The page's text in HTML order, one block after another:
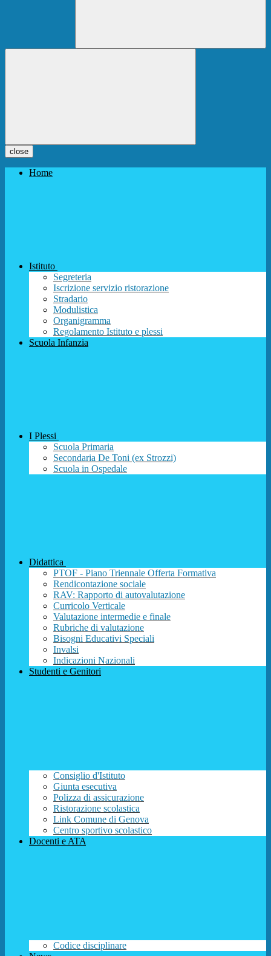
close
Home
Istituto
Segreteria
Iscrizione servizio ristorazione
Stradario
Modulistica
Organigramma
Regolamento Istituto e plessi
Scuola Infanzia
I Plessi
Scuola Primaria
Secondaria De Toni (ex Strozzi)
Scuola in Ospedale
Didattica
PTOF - Piano Triennale Offerta Formativa
Rendicontazione sociale
RAV: Rapporto di autovalutazione
Curricolo Verticale
Valutazione intermedie e finale
Rubriche di valutazione
Bisogni Educativi Speciali
Invalsi
Indicazioni Nazionali
Studenti e Genitori
Consiglio d'Istituto
Giunta esecutiva
Polizza di assicurazione
Ristorazione scolastica
Link Comune di Genova
Centro sportivo scolastico
Docenti e ATA
Codice disciplinare